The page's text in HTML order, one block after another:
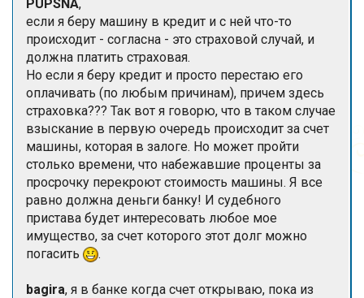
PUPSNA,
если я беру машину в кредит и с ней что-то
происходит - согласна - это страховой случай, и
должна платить страховая.
Но если я беру кредит и просто перестаю его
оплачивать (по любым причинам), причем здесь
страховка??? Так вот я говорю, что в таком случае
взыскание в первую очередь происходит за счет
машины, которая в залоге. Но может пройти
столько времени, что набежавшие проценты за
просрочку перекроют стоимость машины. Я все
равно должна деньги банку! И судебного
пристава будет интересовать любое мое
имущество, за счет которого этот долг можно
погасить
.
bagira, я в банке когда счет открываю, пока из